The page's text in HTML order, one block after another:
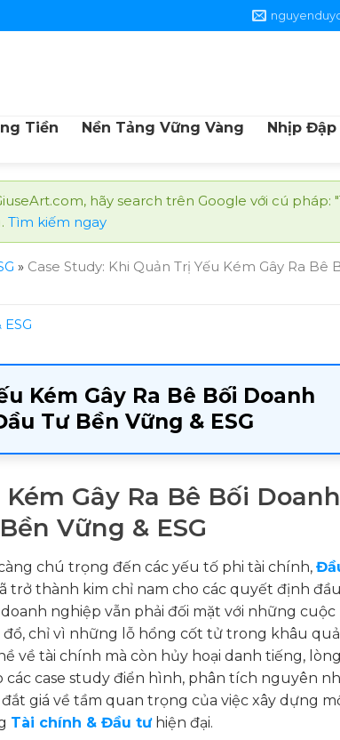
Tiền Nền Tảng Vững Vàng Nhịp
hãy search trên Google với cú pháp:
Tìm kiếm ngay
» Case Study: Khi Quản Trị Yếu Kém Gây Ra Bê
Kém Gây Ra Bê Bối Doanh
Tư Bền Vững & ESG
Gây Ra Bê Bối Doanh
Vững & ESG
chú trọng đến các yếu tố phi tài chính,
trở thành kim chỉ nam cho các quyết định
nghiệp vẫn phải đối mặt với những cuộc
chỉ vì những lỗ hổng cốt tử trong khâu
về tài chính mà còn hủy hoại danh tiếng,
các case study điển hình, phân tích nguyên
giá về tầm quan trọng của việc xây dựng
Tài chính & Đầu tưhiện đại.